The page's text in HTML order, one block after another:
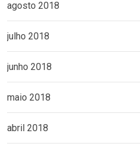
agosto 2018
julho 2018
junho 2018
maio 2018
abril 2018